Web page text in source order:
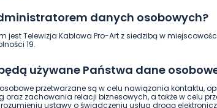
danych osobowych?
jest Telewizja Kablowa Pro-Art z siedzibą w
19.
używane Państwa dane
przetwarzane są w celu nawiązania kontaktu,
oraz zachowania relacji biznesowych, a także w celu
ustawy o świadczeniu usług drogą
Marsz będzie wyrazem
szacunek i bezpieczeństwo dla
medyczne”